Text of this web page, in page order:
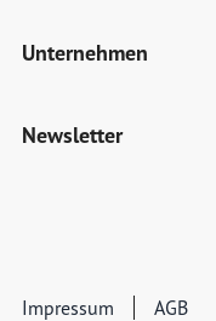
Unternehmen
Newsletter
Impressum AGB